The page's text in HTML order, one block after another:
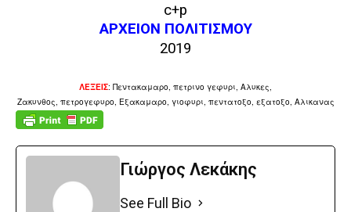
c+p
ΑΡΧΕΙΟΝ ΠΟΛΙΤΙΣΜΟΥ
2019
ΛΕΞΕΙΣ: Πεντακαμαρο, πετρινο γεφυρι, Αλυκες,
Ζακυνθος, πετρογεφυρο, Εξακαμαρο, γιοφυρι, πεντατοξο, εξατοξο, Αλικανας
Γιώργος Λεκάκης
See Full Bio